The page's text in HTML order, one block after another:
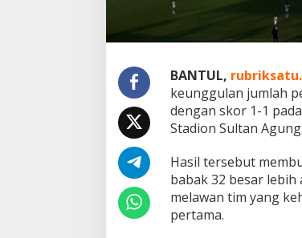
a
P
e
m
a
i
P
a
k
s
a
BANTUL,
keunggulan jumlah
dengan skor 1-1
Stadion Sultan
Hasil tersebut
babak 32 besar
melawan tim yang
pertama.